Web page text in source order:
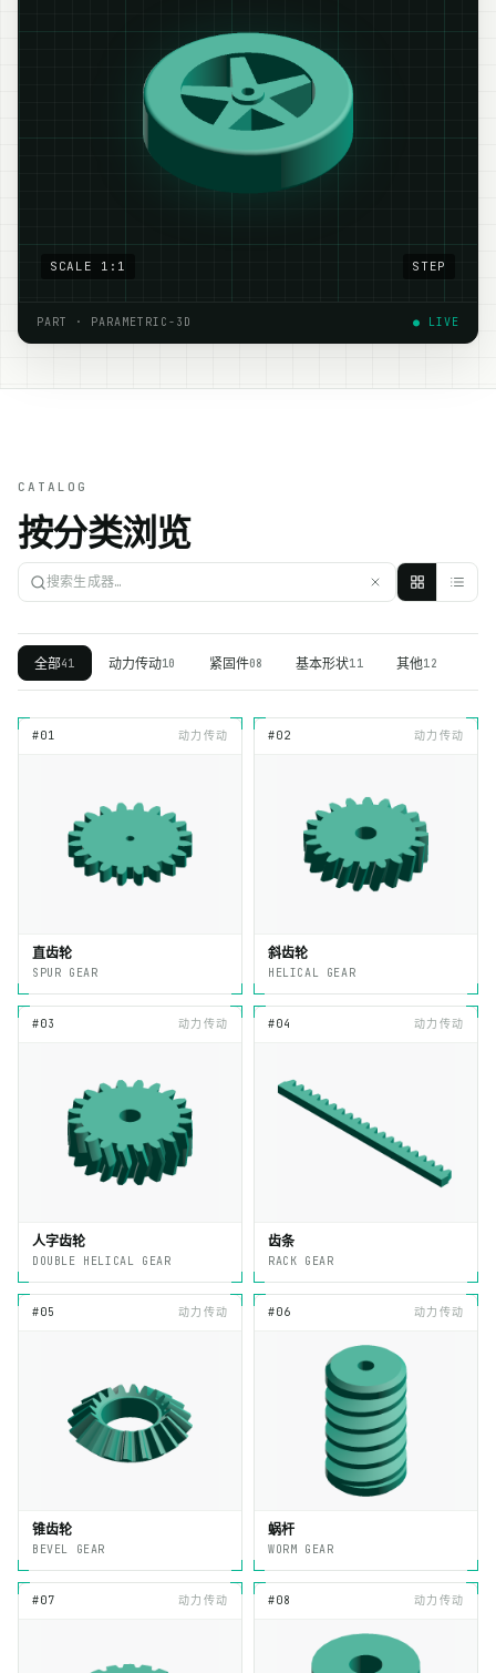
SCALE 1:1 STEP
PART · PARAMETRIC-3D ● LIVE
CATALOG
按分类浏览
全部41 动力传动10 紧固件08 基本形状11 其他12
#01 动力传动
直齿轮
SPUR GEAR
#02 动力传动
斜齿轮
HELICAL GEAR
#03 动力传动
人字齿轮
DOUBLE HELICAL GEAR
#04 动力传动
齿条
RACK GEAR
#05 动力传动
锥齿轮
BEVEL GEAR
#06 动力传动
蜗杆
WORM GEAR
#07 动力传动 #08 动力传动